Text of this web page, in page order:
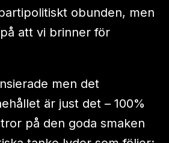
obunden, men
att vi brinner för
men det
är just det – 100%
på den goda smaken